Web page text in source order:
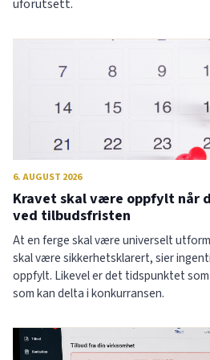
uforutsett.
6. AUGUST 2026
Kravet skal være oppfylt når
ved tilbudsfristen
At en ferge skal være universelt
skal være sikkerhetsklarert, sier
oppfylt. Likevel er det tidspunktet
som kan delta i konkurransen.